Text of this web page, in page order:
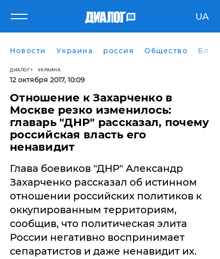
UA
Новости Украина россия Общество
ДИАЛОГ УКРАИНА
12 октября 2017, 10:09
Отношение к Захарченко в
Москве резко изменилось:
главарь "ДНР" рассказал, почему
российская власть его
ненавидит
​Глава боевиков "ДНР" Александр
Захарченко рассказал об истинном
отношении российских политиков к
оккупированным территориям,
сообщив, что политическая элита
России негативно воспринимает
сепаратистов и даже ненавидит их.